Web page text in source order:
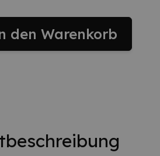
den Warenkorb